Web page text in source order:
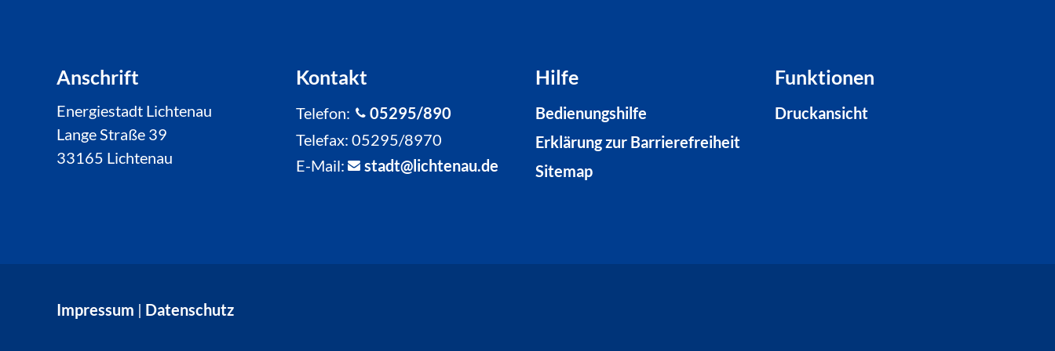
Anschrift
Energiestadt Lichtenau
Lange Straße 39
33165 Lichtenau
Kontakt
Telefon:
05295/890
Telefax: 05295/8970
E-Mail:
st dt l cht n d
Hilfe
Bedienungshilfe
Erklärung zur Barrierefreiheit
Sitemap
Funktionen
Druckansicht
Impressum | Datenschutz